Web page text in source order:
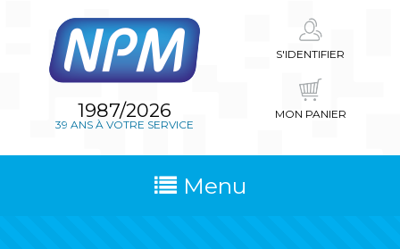
1987/2026
39 ANS À VOTRE SERVICE
S'IDENTIFIER
MON PANIER
Menu